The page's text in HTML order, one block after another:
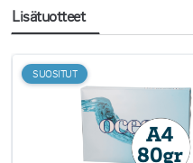
Lisätuotteet
SUOSITUT